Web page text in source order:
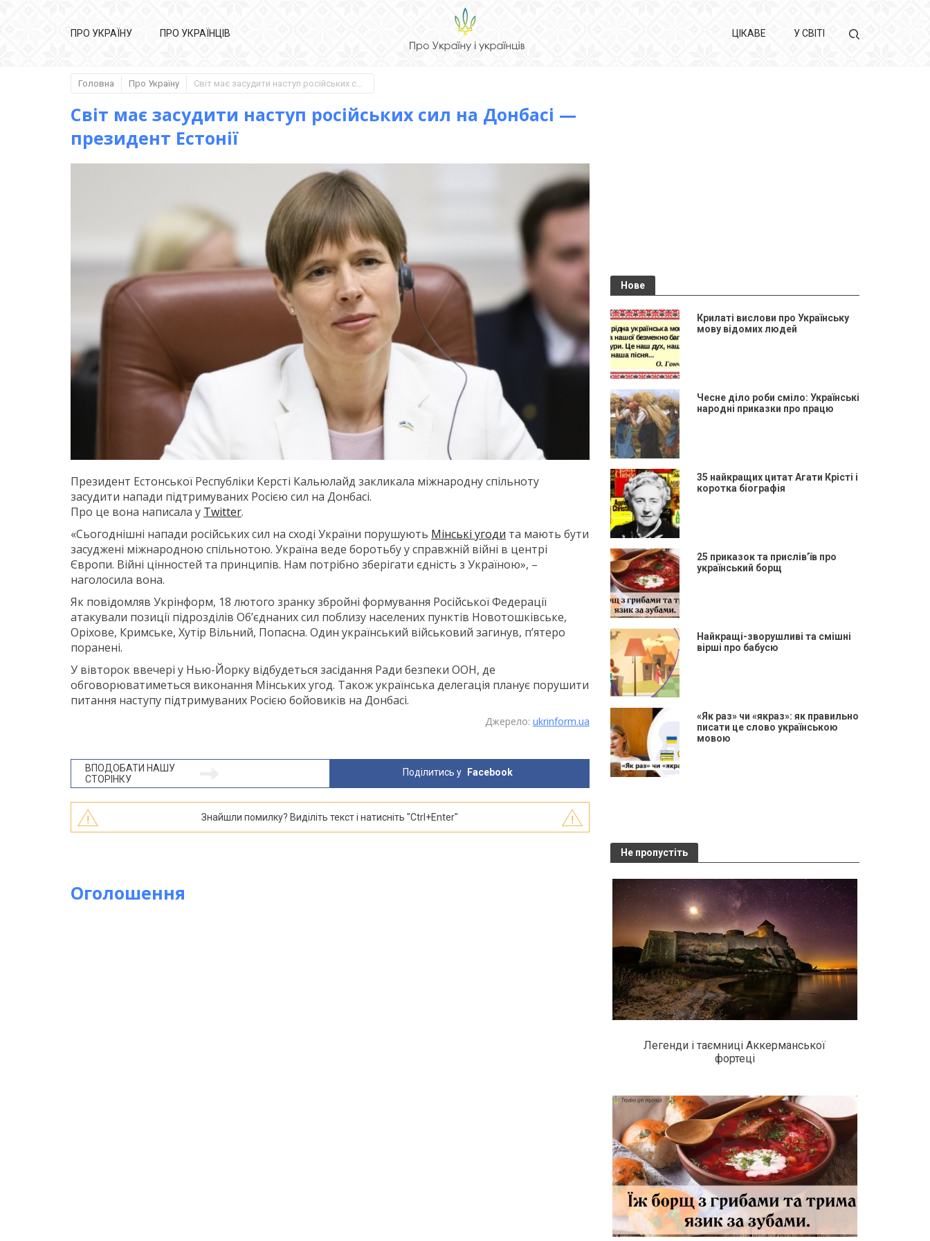
ПРО УКРАЇНУ ПРО УКРАЇНЦІВ ЦІКАВЕ У СВІТІ
Головна Про Україну Світ має засудити наступ російських сил на Донбасі — президент Естонії
Світ має засудити наступ російських сил на Донбасі —
президент Естонії
Президент Естонської Республіки Керсті Кальюлайд закликала міжнародну спільноту
засудити напади підтримуваних Росією сил на Донбасі.
Про це вона написала у Twitter.
«Сьогоднішні напади російських сил на сході України порушують Мінські угоди та мають бути
засуджені міжнародною спільнотою. Україна веде боротьбу у справжній війні в центрі
Європи. Війні цінностей та принципів. Нам потрібно зберігати єдність з Україною», –
наголосила вона.
Як повідомляв Укрінформ, 18 лютого зранку збройні формування Російської Федерації
атакували позиції підрозділів Об’єднаних сил поблизу населених пунктів Новотошківське,
Оріхове, Кримське, Хутір Вільний, Попасна. Один український військовий загинув, п’ятеро
поранені.
У вівторок ввечері у Нью-Йорку відбудеться засідання Ради безпеки ООН, де
обговорюватиметься виконання Мінських угод. Також українська делегація планує порушити
питання наступу підтримуваних Росією бойовиків на Донбасі.
Джерело: ukrinform.ua
ВПОДОБАТИ НАШУ
СТОРІНКУ
Поділитись у Facebook
Знайшли помилку? Виділіть текст і натисніть "Ctrl+Enter"
Оголошення
Нове
Крилаті вислови про Українську
мову відомих людей
Чесне діло роби сміло: Українські
народні приказки про працю
35 найкращих цитат Агати Крісті і
коротка біографія
25 приказок та прислів’їв про
український борщ
Найкращі-зворушливі та смішні
вірші про бабусю
«Як раз» чи «якраз»: як правильно
писати це слово українською
мовою
Не пропустіть
Легенди і таємниці Аккерманської
фортеці